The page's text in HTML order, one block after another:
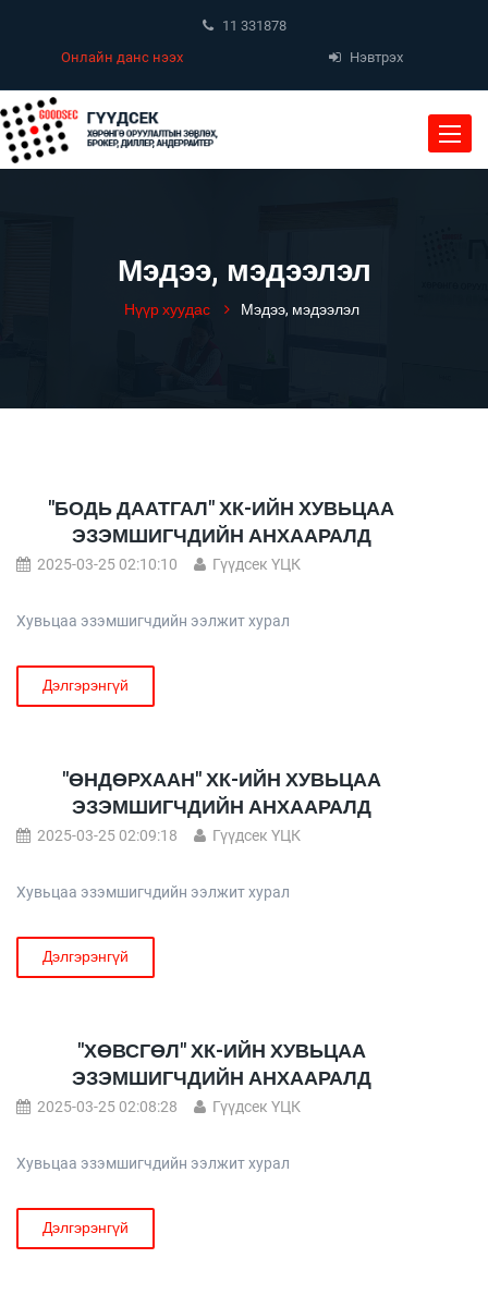
11 331878
Онлайн данс нээх
Нэвтрэх
Toggle
Мэдээ, мэдээлэл
Нүүр хуудас Мэдээ, мэдээлэл
"БОДЬ ДААТГАЛ" ХК-ИЙН ХУВЬЦАА
ЭЗЭМШИГЧДИЙН АНХААРАЛД
2025-03-25 02:10:10 Гүүдсек ҮЦК
Хувьцаа эзэмшигчдийн ээлжит хурал
Дэлгэрэнгүй
"ӨНДӨРХААН" ХК-ИЙН ХУВЬЦАА
ЭЗЭМШИГЧДИЙН АНХААРАЛД
2025-03-25 02:09:18 Гүүдсек ҮЦК
Хувьцаа эзэмшигчдийн ээлжит хурал
Дэлгэрэнгүй
"ХӨВСГӨЛ" ХК-ИЙН ХУВЬЦАА
ЭЗЭМШИГЧДИЙН АНХААРАЛД
2025-03-25 02:08:28 Гүүдсек ҮЦК
Хувьцаа эзэмшигчдийн ээлжит хурал
Дэлгэрэнгүй